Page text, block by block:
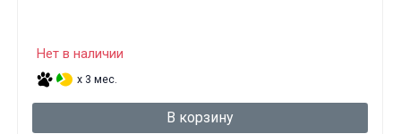
Нет в наличии
x 3 мес.
В корзину